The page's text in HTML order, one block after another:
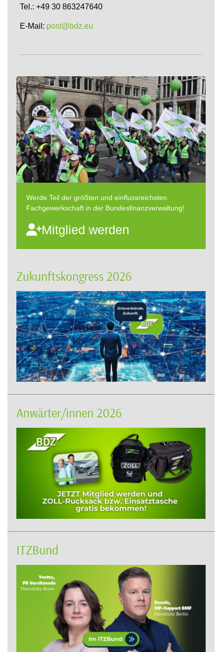
Tel.: +49 30 863247640
E-Mail: post@bdz.eu
Werde Teil der größten und einflussreichsten
Fachgewerkschaft in der Bundesfinanzverwaltung!
Mitglied werden
Zukunftskongress 2026
Anwärter/innen 2026
ITZBund